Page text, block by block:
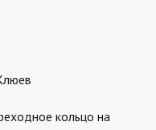
кольцо на